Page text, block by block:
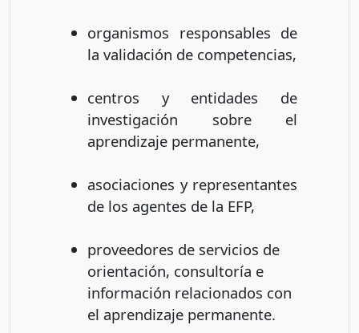
organismos responsables de
la validación de competencias,
centros y entidades de
investigación sobre el
aprendizaje permanente,
asociaciones y representantes
de los agentes de la EFP,
proveedores de servicios de
orientación, consultoría e
información relacionados con
el aprendizaje permanente.